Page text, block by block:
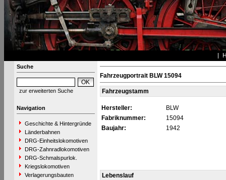
Suche
zur erweiterten Suche
Navigation
Geschichte & Hintergründe
Länderbahnen
DRG-Einheitslokomotiven
DRG-Zahnradlokomotiven
DRG-Schmalspurlok.
Kriegslokomotiven
Verlagerungsbauten
Fahrzeugportrait BLW 15094
Fahrzeugstamm
Hersteller:
BLW
Fabriknummer:
15094
Baujahr:
1942
Lebenslauf